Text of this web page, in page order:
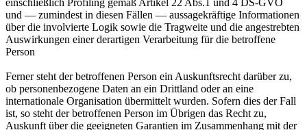
und — zumindest in diesen Fällen — aussagekräftige Informationen
über die involvierte Logik sowie die Tragweite und die angestrebten
Auswirkungen einer derartigen Verarbeitung für die betroffene
Person
Ferner steht der betroffenen Person ein Auskunftsrecht darüber zu,
ob personenbezogene Daten an ein Drittland oder an eine
internationale Organisation übermittelt wurden. Sofern dies der Fall
ist, so steht der betroffenen Person im Übrigen das Recht zu,
Auskunft über die geeigneten Garantien im Zusammenhang mit der